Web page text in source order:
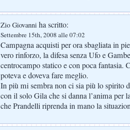
Zio Giovanni ha scritto:
Settembre 15th, 2008 alle 07:02
Campagna acquisti per ora sbagliata in
vero rinforzo, la difesa senza Ufo e
centrocampo statico e con poca fantasia.
poteva e doveva fare meglio.
In più mi sembra non ci sia più lo spirito
con il solo Gila che si danna l’anima per
che Prandelli riprenda in mano la